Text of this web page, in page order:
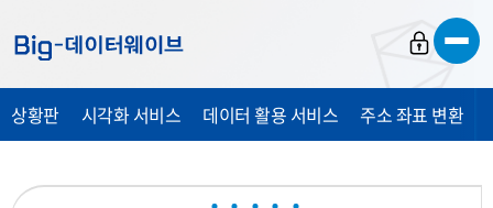
가
가
가
상황판 시각화 서비스 데이터 활용 서비스 주소 좌표 변환